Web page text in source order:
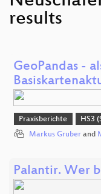
results
GeoPandas -
Praxisberichte HS3
Markus Gruber and
Palantir. Wer